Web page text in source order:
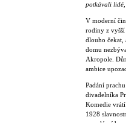
potkávali
V moderní
rodiny z vyšší
dlouho čekat,
domu
Akropole.
ambice
Padání
divadelníka
Komedie
1928